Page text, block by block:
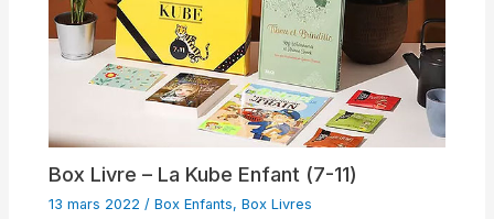
Box Livre – La Kube Enfant (7-11)
13 mars 2022 /Box Enfants,Box Livres